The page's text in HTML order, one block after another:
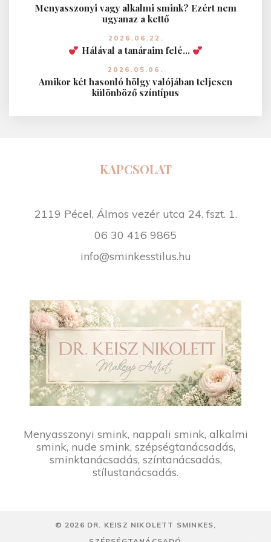
Menyasszonyi vagy alkalmi smink? Ezért nem
ugyanaz a kettő
Hálával a tanáraim felé…
2026.06.22.
Amikor két hasonló hölgy valójában teljesen
különböző színtípus
2026.05.06.
KAPCSOLAT
2119 Pécel, Álmos vezér utca 24. fszt. 1.
06 30 416 9865
info@sminkesstilus.hu
Menyasszonyi smink, nappali smink, alkalmi
smink, nude smink, szépségtanácsadás,
sminktanácsadás, színtanácsadás,
stílustanácsadás.
© 2026 DR. KEISZ NIKOLETT SMINKES,